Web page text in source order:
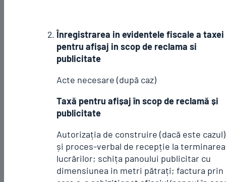
Înregistrarea in evidentele fiscale a taxei
pentru afișaj in scop de reclama si
publicitate
Acte necesare (după caz)
Taxă pentru afișaj în scop de reclamă și
publicitate
Autorizația de construire (dacă este cazul)
și proces-verbal de recepție la terminarea
lucrărilor; schița panoului publicitar cu
dimensiunea in metri pătrați; factura prin